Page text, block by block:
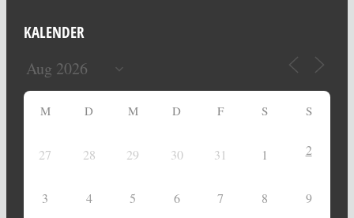
KALENDER
M D M D F S S
27 28 29 30 31 1 2
3 4 5 6 7 8 9